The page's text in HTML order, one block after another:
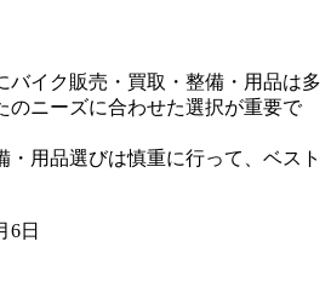
バイク販売・買取・整備・用品は多
のニーズに合わせた選択が重要で
・用品選びは慎重に行って、ベスト
6日